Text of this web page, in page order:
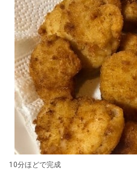
10分ほどで完成